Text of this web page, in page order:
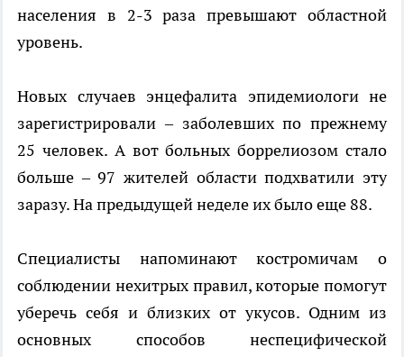
населения в 2-3 раза превышают областной
уровень.
Новых случаев энцефалита эпидемиологи не
зарегистрировали – заболевших по прежнему
25 человек. А вот больных боррелиозом стало
больше – 97 жителей области подхватили эту
заразу. На предыдущей неделе их было еще 88.
Специалисты напоминают костромичам о
соблюдении нехитрых правил, которые помогут
уберечь себя и близких от укусов. Одним из
основных способов неспецифической